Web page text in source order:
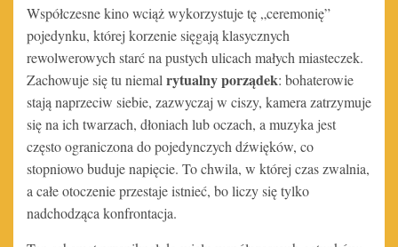
Współczesne kino wciąż wykorzystuje tę „ceremonię”
pojedynku, której korzenie sięgają klasycznych
rewolwerowych starć na pustych ulicach małych miasteczek.
Zachowuje się tu niemalrytualny porządek: bohaterowie
stają naprzeciw siebie, zazwyczaj w ciszy, kamera zatrzymuje
się na ich twarzach, dłoniach lub oczach, a muzyka jest
często ograniczona do pojedynczych dźwięków, co
stopniowo buduje napięcie. To chwila, w której czas zwalnia,
a całe otoczenie przestaje istnieć, bo liczy się tylko
nadchodząca konfrontacja.